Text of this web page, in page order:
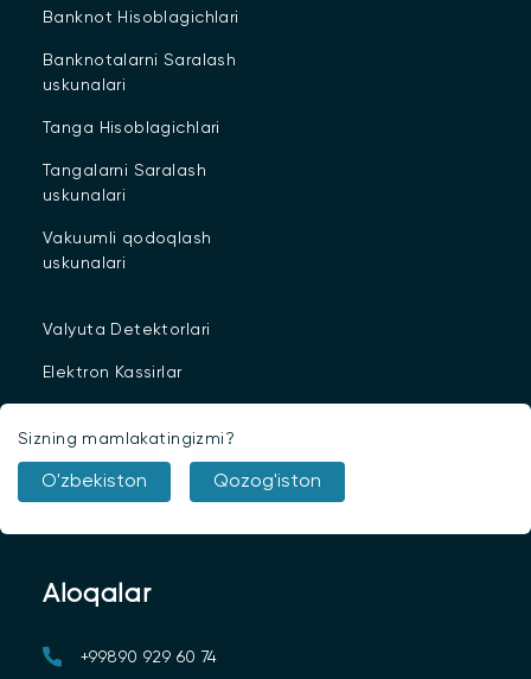
Sizning mamlakatingizmi?
O'zbekiston Qozog'iston
Banknot Hisoblagichlari
Banknotalarni Saralash
uskunalari
Tanga Hisoblagichlari
Tangalarni Saralash
uskunalari
Vakuumli qodoqlash
uskunalari
Valyuta Detektorlari
Elektron Kassirlar
Depozit Mashinalari
Virtual Bank Mashinalari
Aloqalar
+99890 929 60 74